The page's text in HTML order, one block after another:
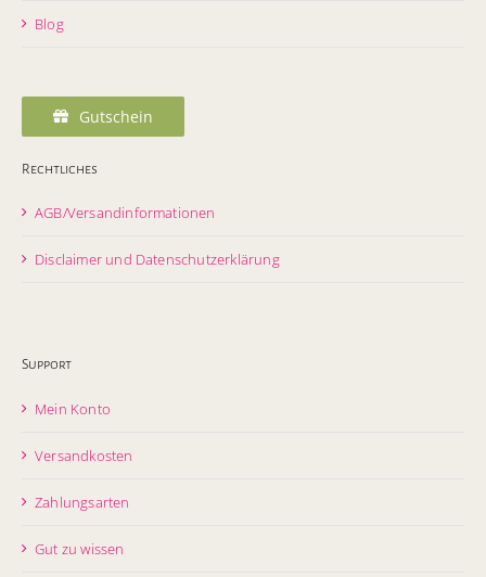
Blog
Gutschein
Rechtliches
AGB/Versandinformationen
Disclaimer und Datenschutzerklärung
Support
Mein Konto
Versandkosten
Zahlungsarten
Gut zu wissen